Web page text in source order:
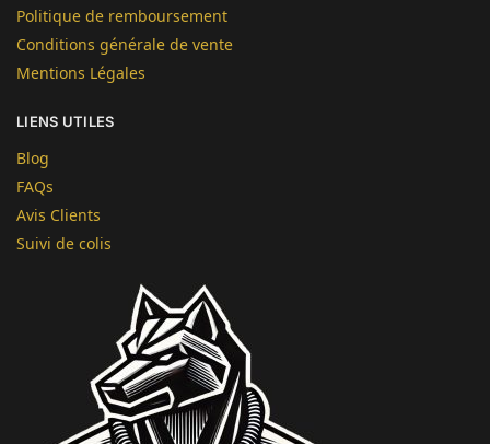
Politique de remboursement
Conditions générale de vente
Mentions Légales
LIENS UTILES
Blog
FAQs
Avis Clients
Suivi de colis